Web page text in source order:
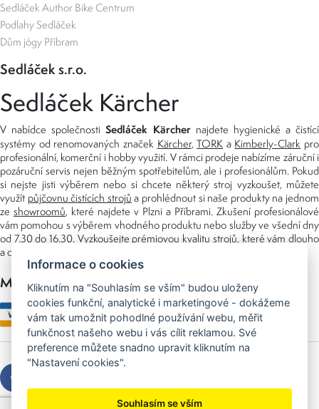
Sedláček Author Bike Centrum
Podlahy Sedláček
Dům jógy Příbram
Sedláček s.r.o.
Sedláček Kärcher
V nabídce společnostiSedláček Kärchernajdete hygienické a čistící
systémy od renomovaných značek Kärcher,TORK a Kimberly-Clark pro
profesionální, komerční i hobby využití. V rámci prodeje nabízíme záruční i
pozáruční servis nejen běžným spotřebitelům, ale i profesionálům. Pokud
si nejste jisti výběrem nebo si chcete některý stroj vyzkoušet, můžete
využít půjčovnu čistících strojů a prohlédnout si naše produkty na jednom
ze showroomů, které najdete v Plzni a Příbrami. Zkušení profesionálové
vám pomohou s výběrem vhodného produktu nebo služby ve všední dny
od 7.30 do 16.30. Vyzkoušejte prémiovou kvalitu strojů, které vám dlouho
a dobře poslouží nejen doma, ale i v zaměstnání.
Možnosti platby
Copyright © 2026 Sedláček s.r.o.
Informace o cookies
Kliknutím na "Souhlasím se vším" budou uloženy
cookies funkční, analytické i marketingové - dokážeme
vám tak umožnit pohodlné používání webu, měřit
funkčnost našeho webu i vás cílit reklamou. Své
preference můžete snadno upravit kliknutím na
"Nastavení cookies".
Souhlasím se vším